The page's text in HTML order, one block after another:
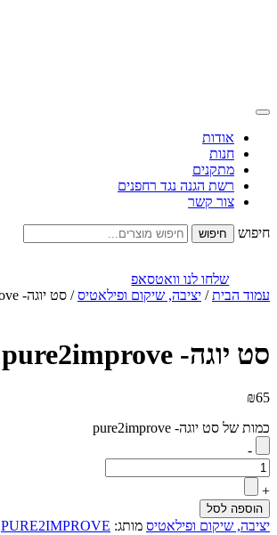
אודות
חנות
מתקנים
רשת הגנה נגד רחפנים
צור קשר
חיפוש
שלחו לנו וואטסאפ
עמוד הבית/ יציבה, שיקום ופילאטיס/ סט יוגה- pure2improve
סט יוגה- pure2improve
₪65
כמות של סט יוגה- pure2improve
-
+
הוספה לסל
יציבה, שיקום ופילאטיס מותג: PURE2IMPROVE